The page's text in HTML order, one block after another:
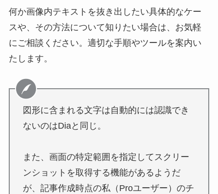
何か画像内テキストを抜き出したい具体的なケー
スや、その方法について知りたい場合は、お気軽
にご相談ください。適切な手順やツールを案内い
たします。
図形に含まれる文字は自動的には認識でき
ないのはDiaと同じ。
また、画面の特定範囲を指定してスクリー
ンショットを取得する機能があるようだ
が、記事作成時点の私（Proユーザー）のチ